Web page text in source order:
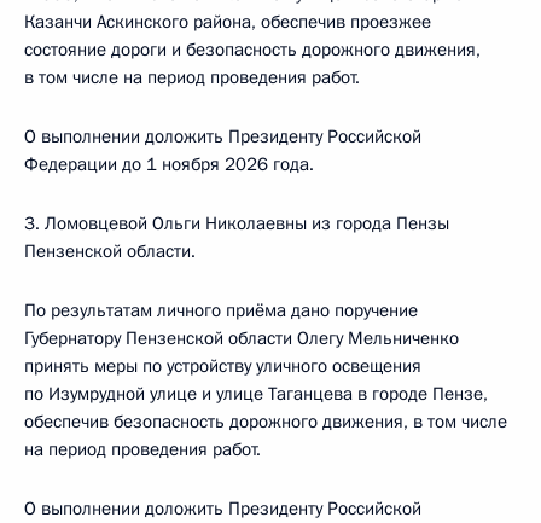
Казанчи Аскинского района, обеспечив проезжее
состояние дороги и безопасность дорожного движения,
в том числе на период проведения работ.
О выполнении доложить Президенту Российской
Федерации до 1 ноября 2026 года.
3. Ломовцевой Ольги Николаевны из города Пензы
Пензенской области.
По результатам личного приёма дано поручение
Губернатору Пензенской области Олегу Мельниченко
принять меры по устройству уличного освещения
по Изумрудной улице и улице Таганцева в городе Пензе,
обеспечив безопасность дорожного движения, в том числе
на период проведения работ.
О выполнении доложить Президенту Российской